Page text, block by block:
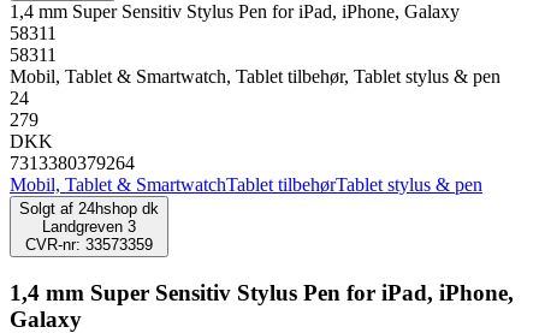
1,4 mm Super Sensitiv Stylus Pen for iPad, iPhone, Galaxy
58311
58311
Mobil, Tablet & Smartwatch, Tablet tilbehør, Tablet stylus & pen
24
279
DKK
7313380379264
Mobil, Tablet & SmartwatchTablet tilbehørTablet stylus & pen
Solgt af 24hshop dk
Landgreven 3
CVR-nr: 33573359
1,4 mm Super Sensitiv Stylus Pen for iPad, iPhone,
Galaxy